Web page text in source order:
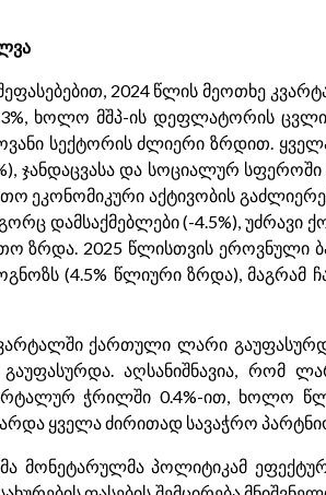
შეფასებებით, 2024 წლის მეოთხე
ხოლო მშპ-ის დეფლატორის
სექტორის ძლიერი ზრდით.
ჯანდაცვასა და სოციალურ
ეკონომიკური აქტივობის
დამსაქმებლები (-4.5%), უძრავი
ზრდა. 2025 წლისთვის ეროვნული
(4.5% წლიური ზრდა), მაგრამ
ქართული ლარი
გაუფასურდა. აღსანიშნავია, რომ
ჭრილში 0.4%-ით, ხოლო
ყველა ძირითად სავაჭრო
მონეტარულმა პოლიტიკამ